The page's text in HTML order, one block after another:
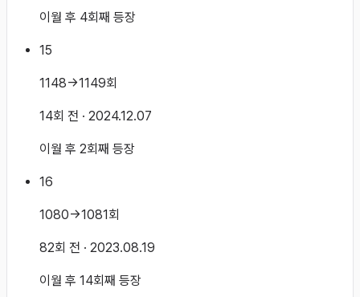
이월 후 4회째 등장
15
1148→1149회
14회 전 · 2024.12.07
이월 후 2회째 등장
16
1080→1081회
82회 전 · 2023.08.19
이월 후 14회째 등장